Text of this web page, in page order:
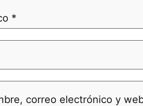
*
correo electrónico y